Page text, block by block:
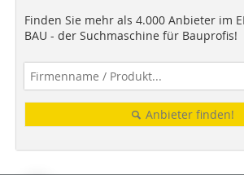
Finden Sie mehr als 4.000 Anbieter im
BAU - der Suchmaschine für Bauprofis!
Anbieter finden!